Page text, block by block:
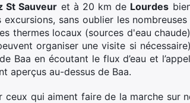
St Sauveur et à 20 km de Lourdes
sans oublier les
thermes locaux (sources d'eau
organiser une visite si
Baa en écoutant le flux d’eau et
aperçus au-dessus de Baa.
ceux qui aiment faire de la marche sur